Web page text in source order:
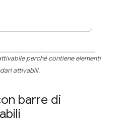
perché contiene elementi
attivabili.
barre di